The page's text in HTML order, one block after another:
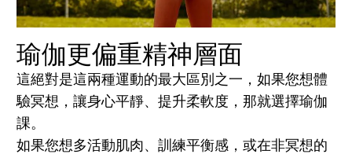
瑜伽更偏重精神層面
這絕對是這兩種運動的最大區別之一，如果您想體
驗冥想，讓身心平靜、提升柔軟度，那就選擇瑜伽
課。
如果您想多活動肌肉、訓練平衡感，或在非冥想的